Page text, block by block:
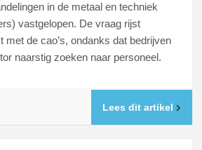
in de metaal en techniek
vastgelopen. De vraag rijst
met de cao’s, ondanks dat bedrijven
naarstig zoeken naar personeel.
Lees dit artikel